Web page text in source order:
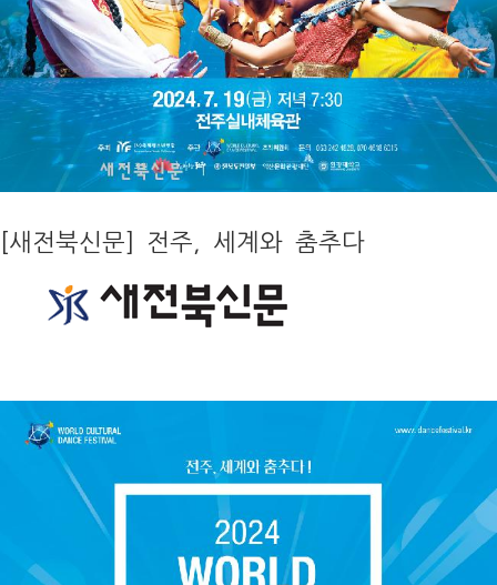
[새전북신문] 전주, 세계와 춤추다